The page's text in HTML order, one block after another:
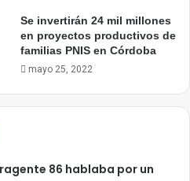
Se invertirán 24 mil millones
en proyectos productivos de
familias PNIS en Córdoba
mayo 25, 2022
86 hablaba por un